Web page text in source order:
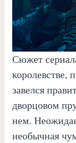
Сюжет
королевстве,
завелся
дворцовом
нем.
необычная